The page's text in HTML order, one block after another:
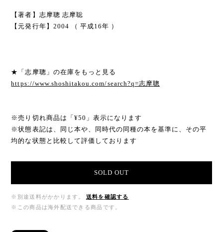
【著者】志摩聰 志摩聡
【元発行年】2004 （ 平成16年 ）
★「志摩聰」の在庫をもっと見る
https://www.shoshitakou.com/search?q=志摩聰
※売り切れ商品は「¥50」表示になります
※状態表記は、同じ本や、同時代の同種の本を基準に、その平
均的な状態と比較して評価しております
SOLD OUT
※別途送料がかかります。
送料を確認する
※この商品は海外配送できる商品です。